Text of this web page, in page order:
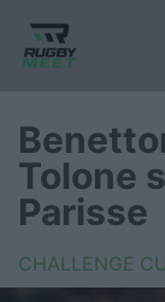
Nazionale
Nazionali
Tolone
Parisse
CHALLENGE